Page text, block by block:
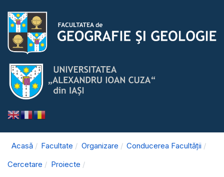
Acasă Facultate Organizare
Conducerea Facultății
Cercetare
Proiecte